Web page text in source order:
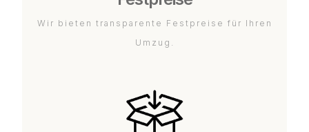
Wir bieten transparente Festpreise für Ihren
Umzug.